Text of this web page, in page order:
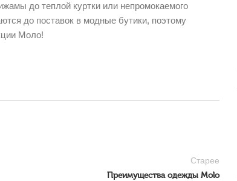
до теплой куртки или непромокаемого
до поставок в модные бутики, поэтому
Моло!
Старее
Преимущества одежды Molo